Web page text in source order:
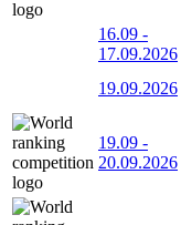
16.09 -
17.09.2026
19.09.2026
19.09 -
20.09.2026